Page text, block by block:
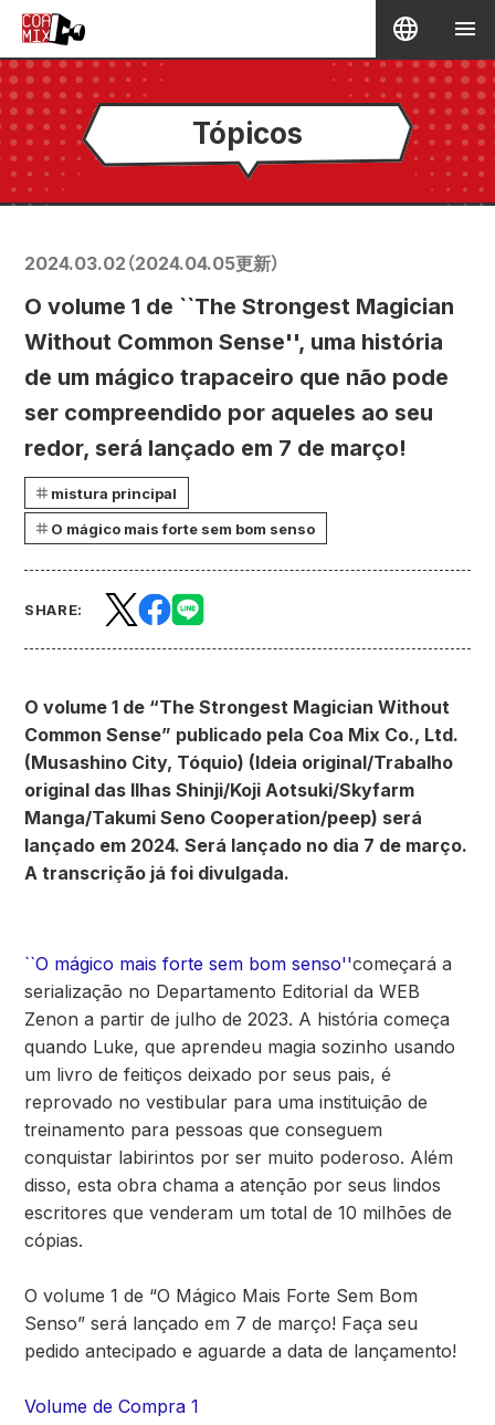
Tópicos
2024.03.02 （2024.04.05更新）
O volume 1 de ``The Strongest Magician
Without Common Sense'', uma história
de um mágico trapaceiro que não pode
ser compreendido por aqueles ao seu
redor, será lançado em 7 de março!
mistura principal
O mágico mais forte sem bom senso
SHARE:
O volume 1 de “The Strongest Magician Without
Common Sense” publicado pela Coa Mix Co., Ltd.
(Musashino City, Tóquio) (Ideia original/Trabalho
original das Ilhas Shinji/Koji Aotsuki/Skyfarm
Manga/Takumi Seno Cooperation/peep) será
lançado em 2024. Será lançado no dia 7 de março.
A transcrição já foi divulgada.
``O mágico mais forte sem bom senso''começará a
serialização no Departamento Editorial da WEB
Zenon a partir de julho de 2023. A história começa
quando Luke, que aprendeu magia sozinho usando
um livro de feitiços deixado por seus pais, é
reprovado no vestibular para uma instituição de
treinamento para pessoas que conseguem
conquistar labirintos por ser muito poderoso. Além
disso, esta obra chama a atenção por seus lindos
escritores que venderam um total de 10 milhões de
cópias.
O volume 1 de “O Mágico Mais Forte Sem Bom
Senso” será lançado em 7 de março! Faça seu
pedido antecipado e aguarde a data de lançamento!
Volume de Compra 1